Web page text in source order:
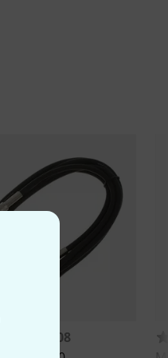
18008